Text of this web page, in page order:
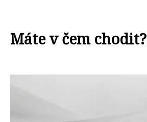
Máte v čem chodit?